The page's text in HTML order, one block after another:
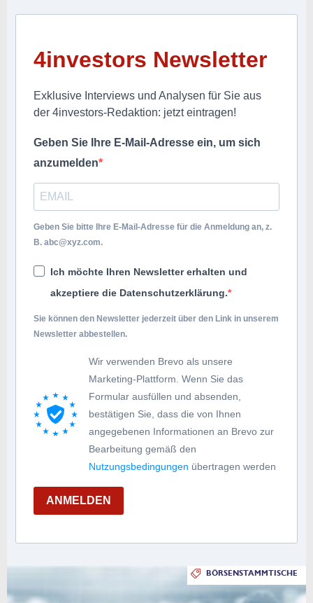
4investors Newsletter
Exklusive Interviews und Analysen für Sie aus
der 4investors-Redaktion: jetzt eintragen!
Geben Sie Ihre E-Mail-Adresse ein, um sich
anzumelden
Geben Sie bitte Ihre E-Mail-Adresse für die Anmeldung an, z.
B. abc@xyz.com.
Ich möchte Ihren Newsletter erhalten und
akzeptiere die Datenschutzerklärung.
Sie können den Newsletter jederzeit über den Link in unserem
Newsletter abbestellen.
Wir verwenden Brevo als unsere
Marketing-Plattform. Wenn Sie das
Formular ausfüllen und absenden,
bestätigen Sie, dass die von Ihnen
angegebenen Informationen an Brevo zur
Bearbeitung gemäß den
Nutzungsbedingungen übertragen werden
ANMELDEN
BÖRSENSTAMMTISCHE